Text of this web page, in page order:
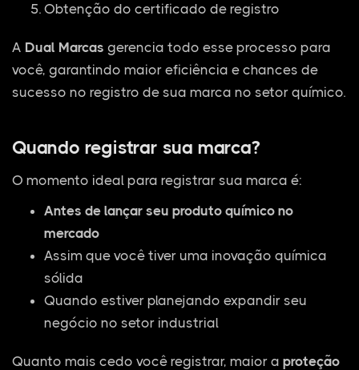
Obtenção do certificado de registro
A Dual Marcas gerencia todo esse processo para
você, garantindo maior eficiência e chances de
sucesso no registro de sua marca no setor químico.
Quando registrar sua marca?
O momento ideal para registrar sua marca é:
Antes de lançar seu produto químico no
mercado
Assim que você tiver uma inovação química
sólida
Quando estiver planejando expandir seu
negócio no setor industrial
Quanto mais cedo você registrar, maior a proteção